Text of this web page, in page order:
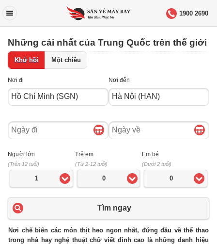
1900 2690
Những cái nhất của Trung Quốc trên thế giới
Khứ hồi Một chiều
Nơi đi Nơi đến
Ngày
đi
Ngày
về
Người lớn
(Trên 12 tuổi)
1
Trẻ em
(Từ 2-12 tuổi)
0
Em bé
(Dưới 2 tuổi)
0
Tìm ngay
Nơi chế biến các món thịt heo ngon nhất, đứng đầu về thể thao
trong nhà hay nghệ thuật chữ viết đỉnh cao là những danh hiệu